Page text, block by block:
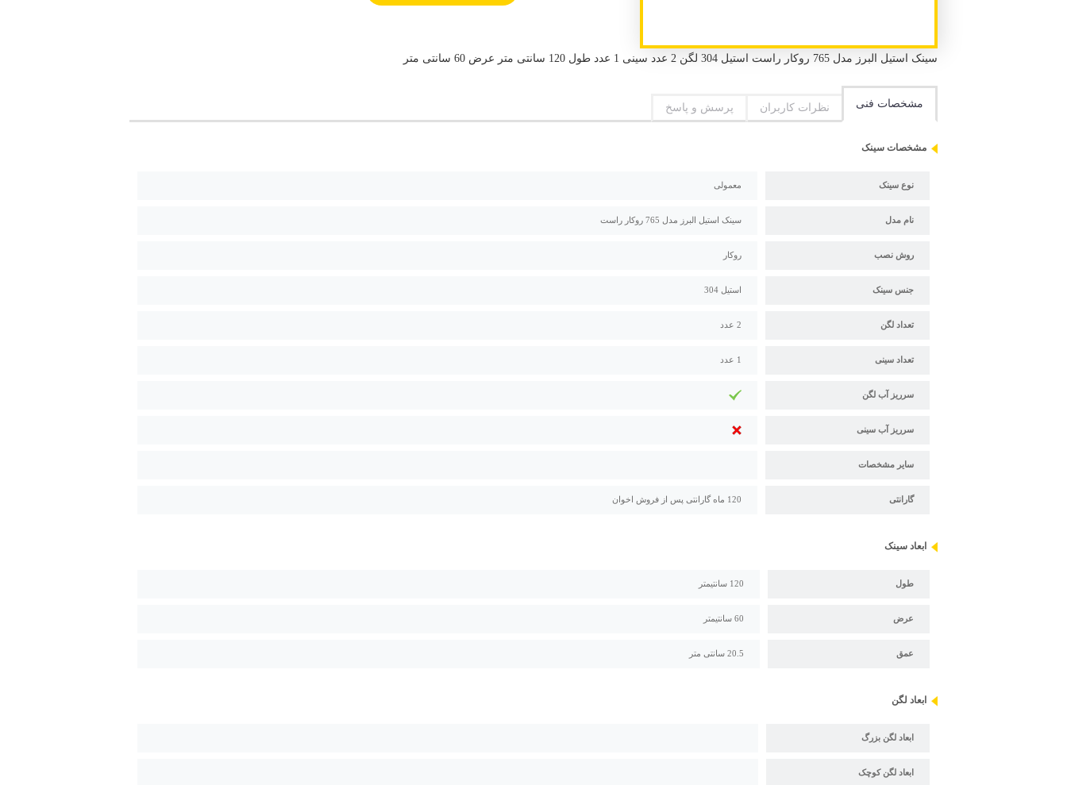
سینک استیل البرز مدل 765 روکار راست استیل 304 لگن 2 عدد سینی 1 عدد طول 120 سانتی متر عرض 60 سانتی متر
مشخصات فنی نظرات کاربران پرسش و پاسخ
مشخصات سینک
نوع سینک معمولی
نام مدل سینک استیل البرز مدل 765 روکار راست
روش نصب روکار
جنس سینک استیل 304
تعداد لگن 2 عدد
تعداد سینی 1 عدد
سرریز آب لگن
سرریز آب سینی
سایر مشخصات
گارانتی 120 ماه گارانتی پس از فروش اخوان
ابعاد سینک
طول 120 سانتیمتر
عرض 60 سانتیمتر
عمق 20.5 سانتی متر
ابعاد لگن
ابعاد لگن بزرگ
ابعاد لگن کوچک